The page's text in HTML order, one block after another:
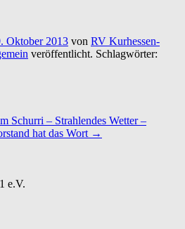
Oktober 2013 von RV Kurhessen-
veröffentlicht. Schlagwörter:
Schurri – Strahlendes Wetter –
hat das Wort →
e.V.